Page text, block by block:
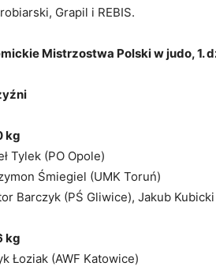
Grapil i REBIS.
Mistrzostwa Polski w judo, 1.
kg
Tylek (PO Opole)
Śmiegiel (UMK Toruń)
Barczyk (PŚ Gliwice), Jakub
kg
Łoziak (AWF Katowice)